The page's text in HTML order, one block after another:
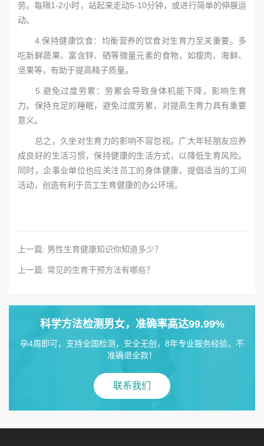
劳。每隔1-2小时，站起来走动5-10分钟，或进行简单的伸展运
动。
4.保持健康饮食：均衡营养的饮食对生育力至关重要。多
吃新鲜蔬果、富含锌、硒等微量元素的食物，如瘦肉、海鲜、
坚果等，有助于提高精子质量。
5.避免过度劳累：劳累会导致身体机能下降，影响生育
力。保持充足的睡眠，避免过度劳累，对提高生育力具有重要
意义。
总之，久坐对生育力的影响不容忽视。广大年轻朋友应养
成良好的生活习惯，保持健康的生活方式，以降低生育风险。
同时，企事业单位也应关注员工的身体健康，提倡适当的工间
活动，创造有利于员工生育健康的办公环境。
上一篇: 男性生育健康知识你知道多少？
上一篇: 常见的生育干预方法有哪些？
科学方法检测男女，准确率高达99.99%
孕4周即可，支持全国检测，安全无创，8年专业服务经验，不
准确退全款！
联系我们